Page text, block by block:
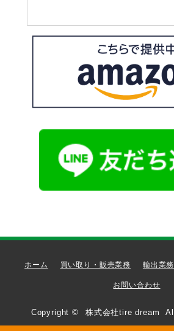
ホーム 買い取り・販売業務 輸出業
お問い合わせ
Copyright © 株式会社tire dream